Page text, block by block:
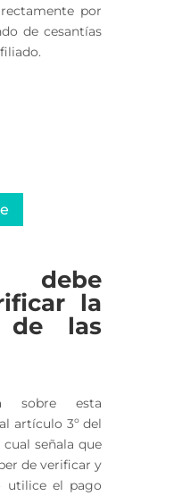
por
de cesantías
debe
la
de las
sobre esta
artículo 3º del
cual señala que
de verificar y
utilice el pago